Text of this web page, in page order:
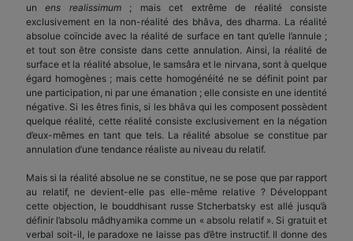
unens realissimum; mais cet extrême de réalité consiste
exclusivement en la non-réalité des bhâva, des dharma. La réalité
absolue coïncide avec la réalité de surface en tant qu’elle l’annule ;
et tout son être consiste dans cette annulation. Ainsi, la réalité de
surface et la réalité absolue, le samsâra et le nirvana, sont à quelque
égard homo­gènes ; mais cette homogénéité ne se définit point par
une partici­pation, ni par une émanation ; elle consiste en une identité
négative. Si les êtres finis, si les bhâva qui les composent possèdent
quelque réalité, cette réalité consiste exclusivement en la négation
d’eux-mêmes en tant que tels. La réalité absolue se constitue par
annulation d’une tendance réaliste au niveau du relatif.
Mais si la réalité absolue ne se constitue, ne se pose que par rapport
au relatif, ne devient-elle pas elle-même relative ? Dévelop­pant
cette objection, le bouddhisant russe Stcherbatsky est allé jusqu’à
définir l’absolu mâdhyamika comme un « absolu relatif ». Si gratuit et
verbal soit-il, le paradoxe ne laisse pas d’être instructif. Il donne des